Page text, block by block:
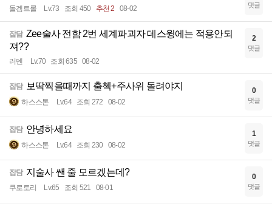
돌겜트롤 Lv.73 조회 450 추천 2 08-02 댓글
잡담 Zee술사 전함 2번 세계파괴자 데스윙에는 적용안되
져??
러덴 Lv.70 조회 635 08-02
2
댓글
잡담 보딱찍을때까지 출첵+주사위 돌려야지
하스스톤 Lv.64 조회 272 08-02
0
댓글
잡담 안녕하세요
하스스톤 Lv.64 조회 230 08-02
1
댓글
잡담 지술사 쌘 줄 모르겠는데?
쿠로토리 Lv.65 조회 521 08-01
0
댓글